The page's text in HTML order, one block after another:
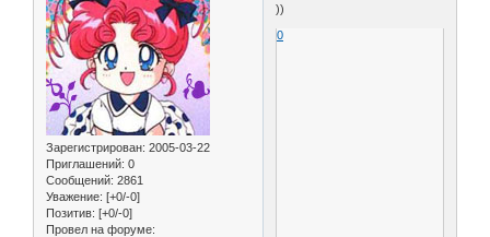
Зарегистрирован: 2005-03-22
Приглашений: 0
Сообщений: 2861
Уважение: [+0/-0]
Позитив: [+0/-0]
Провел на форуме:
))
0